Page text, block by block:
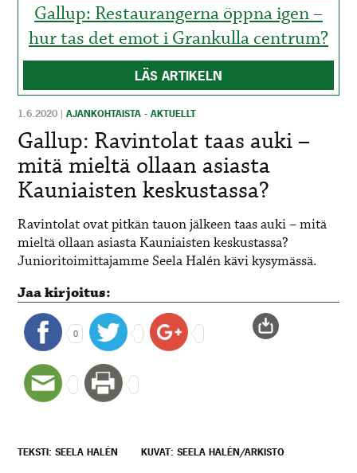
Gallup: Restaurangerna öppna igen –
hur tas det emot i Grankulla centrum?
LÄS ARTIKELN
1.6.2020 |AJANKOHTAISTA - AKTUELLT
Gallup: Ravintolat taas auki –
mitä mieltä ollaan asiasta
Kauniaisten keskustassa?
Ravintolat ovat pitkän tauon jälkeen taas auki – mitä
mieltä ollaan asiasta Kauniaisten keskustassa?
Junioritoimittajamme Seela Halén kävi kysymässä.
Jaa kirjoitus:
0
TEKSTI: SEELA HALÉN KUVAT: SEELA HALÉN/ARKISTO